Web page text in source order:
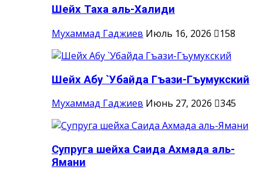
Шейх Таха аль-Халиди
Мухаммад Гаджиев Июль 16, 2026 158
Шейх Абу `Убайда Гъази-Гъумукский
Мухаммад Гаджиев Июнь 27, 2026 345
Супруга шейха Саида Ахмада аль-
Ямани